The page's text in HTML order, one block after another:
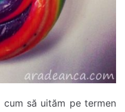
să uităm pe termen